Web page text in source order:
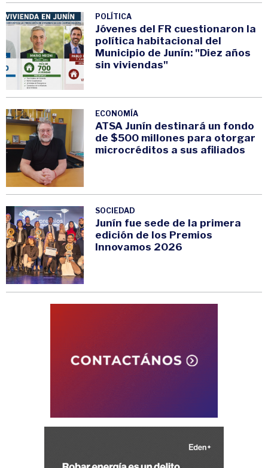
POLÍTICA
Jóvenes del FR cuestionaron la
política habitacional del
Municipio de Junín: "Diez años
sin viviendas"
ECONOMÍA
ATSA Junín destinará un fondo
de $500 millones para otorgar
microcréditos a sus afiliados
SOCIEDAD
Junín fue sede de la primera
edición de los Premios
Innovamos 2026